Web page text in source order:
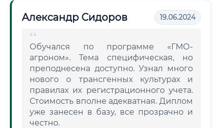
Александр Сидоров 19.06.2024
Обучался по программе «ГМО-
агроном». Тема специфическая, но
преподнесена доступно. Узнал много
нового о трансгенных культурах и
правилах их регистрационного учета.
Стоимость вполне адекватная. Диплом
уже занесен в базу, все прозрачно и
честно.